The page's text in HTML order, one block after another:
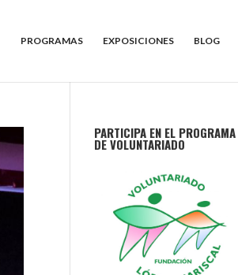
PROGRAMAS EXPOSICIONES BLOG
PARTICIPA EN EL PROGRAMA
DE VOLUNTARIADO